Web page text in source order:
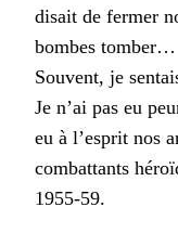
disait de fermer
bombes tomber…
Souvent, je
Je n’ai pas eu
eu à l’esprit nos
combattants
1955-59.